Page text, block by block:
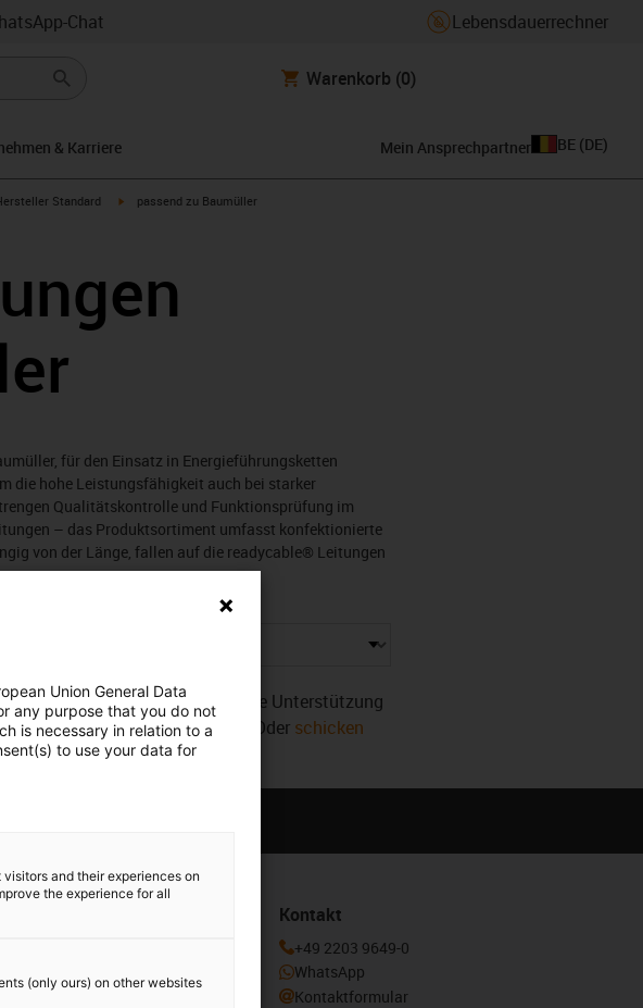
Chat Lebensdauerrechner
Warenkorb (0)
& Karriere Mein Ansprechpartner BE (DE)
Standard igus-icon-arrow-right
passend zu Baumüller
für den Einsatz in Energieführungsketten
die hohe Leistungsfähigkeit auch bei starker
Qualitätskontrolle und Funktionsprüfung im
– das Produktsortiment umfasst konfektionierte
von der Länge, fallen auf die readycable® Leitungen
verfügbar. Benötigen Sie Unterstützung
hilft Ihnen sofort weiter! Oder schicken
an.
Kontakt
+49 2203 9649-0
WhatsApp
Kontaktformular
Union General Data
any purpose that you do not
is necessary in relation to a
to use your data for
and their experiences on
the experience for all
(only ours) on other websites